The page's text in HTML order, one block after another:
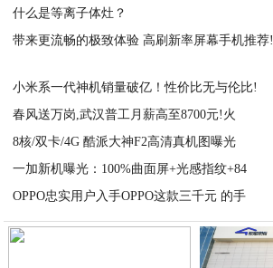
什么是等离子体灶？
带来更流畅的极致体验 高刷新率屏幕手机推荐!
小米系一代神机销量破亿！性价比无与伦比!
​春风送万岗,武汉普工月薪高至8700元!火
8核/双卡/4G 酷派大神F2高清真机图曝光
一加新机曝光：100%曲面屏+光感指纹+84
OPPO忠实用户入手OPPO这款三千元 的手